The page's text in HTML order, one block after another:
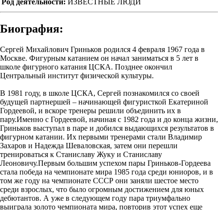
Род деятельности: ИЗВЕСТНЫЕ ЛЮДИ
Биография:
Сергей Михайлович Гриньков родился 4 февраля 1967 года в
Москве. Фигурным катанием он начал заниматься в 5 лет в
школе фигурного катания ЦСКА. Позднее окончил
Центральный институт физической культуры.
В 1981 году, в школе ЦСКА, Сергей познакомился со своей
будущей партнершей – начинающей фигуристкой Екатериной
Гордеевой, и вскоре тренеры решили объединить их в
пару.Именно с Гордеевой, начиная с 1982 года и до конца жизни,
Гриньков выступал в паре и добился выдающихся результатов в
фигурном катании. Их первыми тренерами стали Владимир
Захаров и Надежда Шеваловская, затем они перешли
тренироваться к Станиславу Жуку и Станиславу
Леоновичу.Первым большим успехом пары Гриньков-Гордеева
стала победа на чемпионате мира 1985 года среди юниоров, и в
том же году на чемпионате СССР они заняли шестое место
среди взрослых, что было огромным достижением для юных
дебютантов. А уже в следующем году пара триумфально
выиграла золото чемпионата мира, повторив этот успех еще